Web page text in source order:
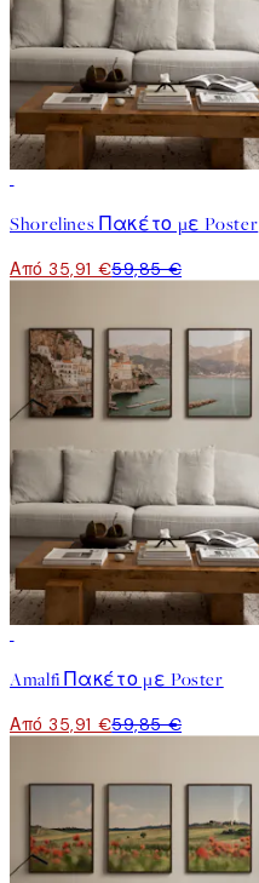
Shorelines Πακέτο με Poster
Από 35,91 €59,85 €
Amalfi Πακέτο με Poster
Από 35,91 €59,85 €